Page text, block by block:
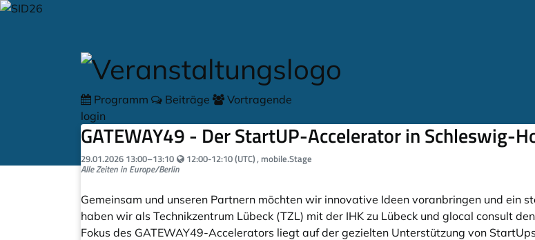
Zum Hauptteil springen
Programm Beiträge
Vortragende
login
GATEWAY49 - Der StartUP-Accelerator in Schleswig-
29.01.2026 13:00–13:10 Your local time:
12:00-12:10 (UTC), mobile.Stage
Alle Zeiten in Europe/Berlin
Gemeinsam und unseren Partnern möchten wir innovative Ideen voranbringen und ein
haben wir als Technikzentrum Lübeck (TZL) mit der IHK zu Lübeck und glocal consult
Fokus des GATEWAY49-Accelerators liegt auf der gezielten Unterstützung von